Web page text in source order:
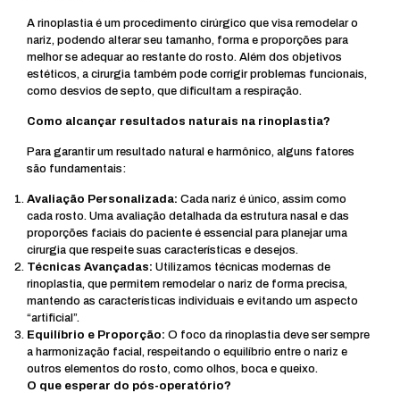
A rinoplastia é um procedimento cirúrgico que visa remodelar o
nariz, podendo alterar seu tamanho, forma e proporções para
melhor se adequar ao restante do rosto. Além dos objetivos
estéticos, a cirurgia também pode corrigir problemas funcionais,
como desvios de septo, que dificultam a respiração.
Como alcançar resultados naturais na rinoplastia?
Para garantir um resultado natural e harmônico, alguns fatores
são fundamentais:
Avaliação Personalizada: Cada nariz é único, assim como
cada rosto. Uma avaliação detalhada da estrutura nasal e das
proporções faciais do paciente é essencial para planejar uma
cirurgia que respeite suas características e desejos.
Técnicas Avançadas: Utilizamos técnicas modernas de
rinoplastia, que permitem remodelar o nariz de forma precisa,
mantendo as características individuais e evitando um aspecto
“artificial”.
Equilíbrio e Proporção: O foco da rinoplastia deve ser sempre
a harmonização facial, respeitando o equilíbrio entre o nariz e
outros elementos do rosto, como olhos, boca e queixo.
O que esperar do pós-operatório?